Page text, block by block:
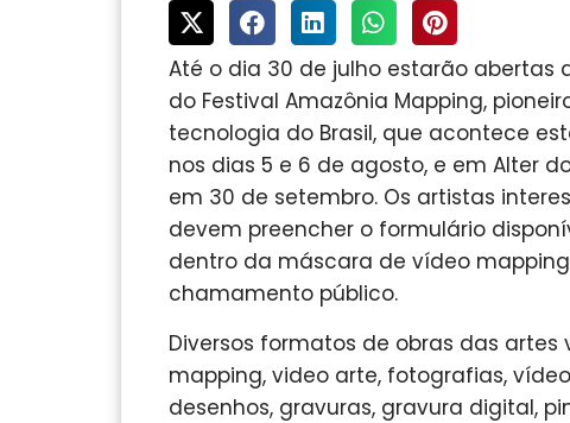
Até o dia 30 de julho estarão
do Festival Amazônia Mapping,
tecnologia do Brasil, que acontece
nos dias 5 e 6 de agosto, e em Alter
em 30 de setembro. Os artistas
devem preencher o formulário
dentro da máscara de vídeo
chamamento público.
Diversos formatos de obras das
mapping, video arte, fotografias,
desenhos, gravuras, gravura digital,